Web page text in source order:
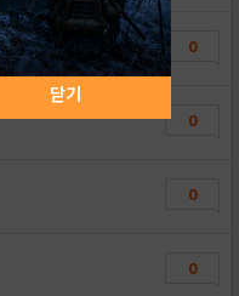
0
0
0
0
닫기